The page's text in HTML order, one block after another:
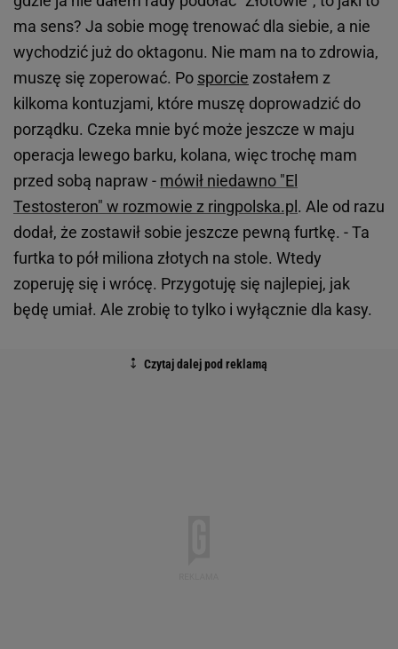
ma sens? Ja sobie mogę trenować dla siebie, a nie
wychodzić już do oktagonu. Nie mam na to zdrowia,
muszę się zoperować. Po sporcie zostałem z
kilkoma kontuzjami, które muszę doprowadzić do
porządku. Czeka mnie być może jeszcze w maju
operacja lewego barku, kolana, więc trochę mam
przed sobą napraw - mówił niedawno "El
Testosteron" w rozmowie z ringpolska.pl. Ale od razu
dodał, że zostawił sobie jeszcze pewną furtkę. - Ta
furtka to pół miliona złotych na stole. Wtedy
zoperuję się i wrócę. Przygotuję się najlepiej, jak
będę umiał. Ale zrobię to tylko i wyłącznie dla kasy.